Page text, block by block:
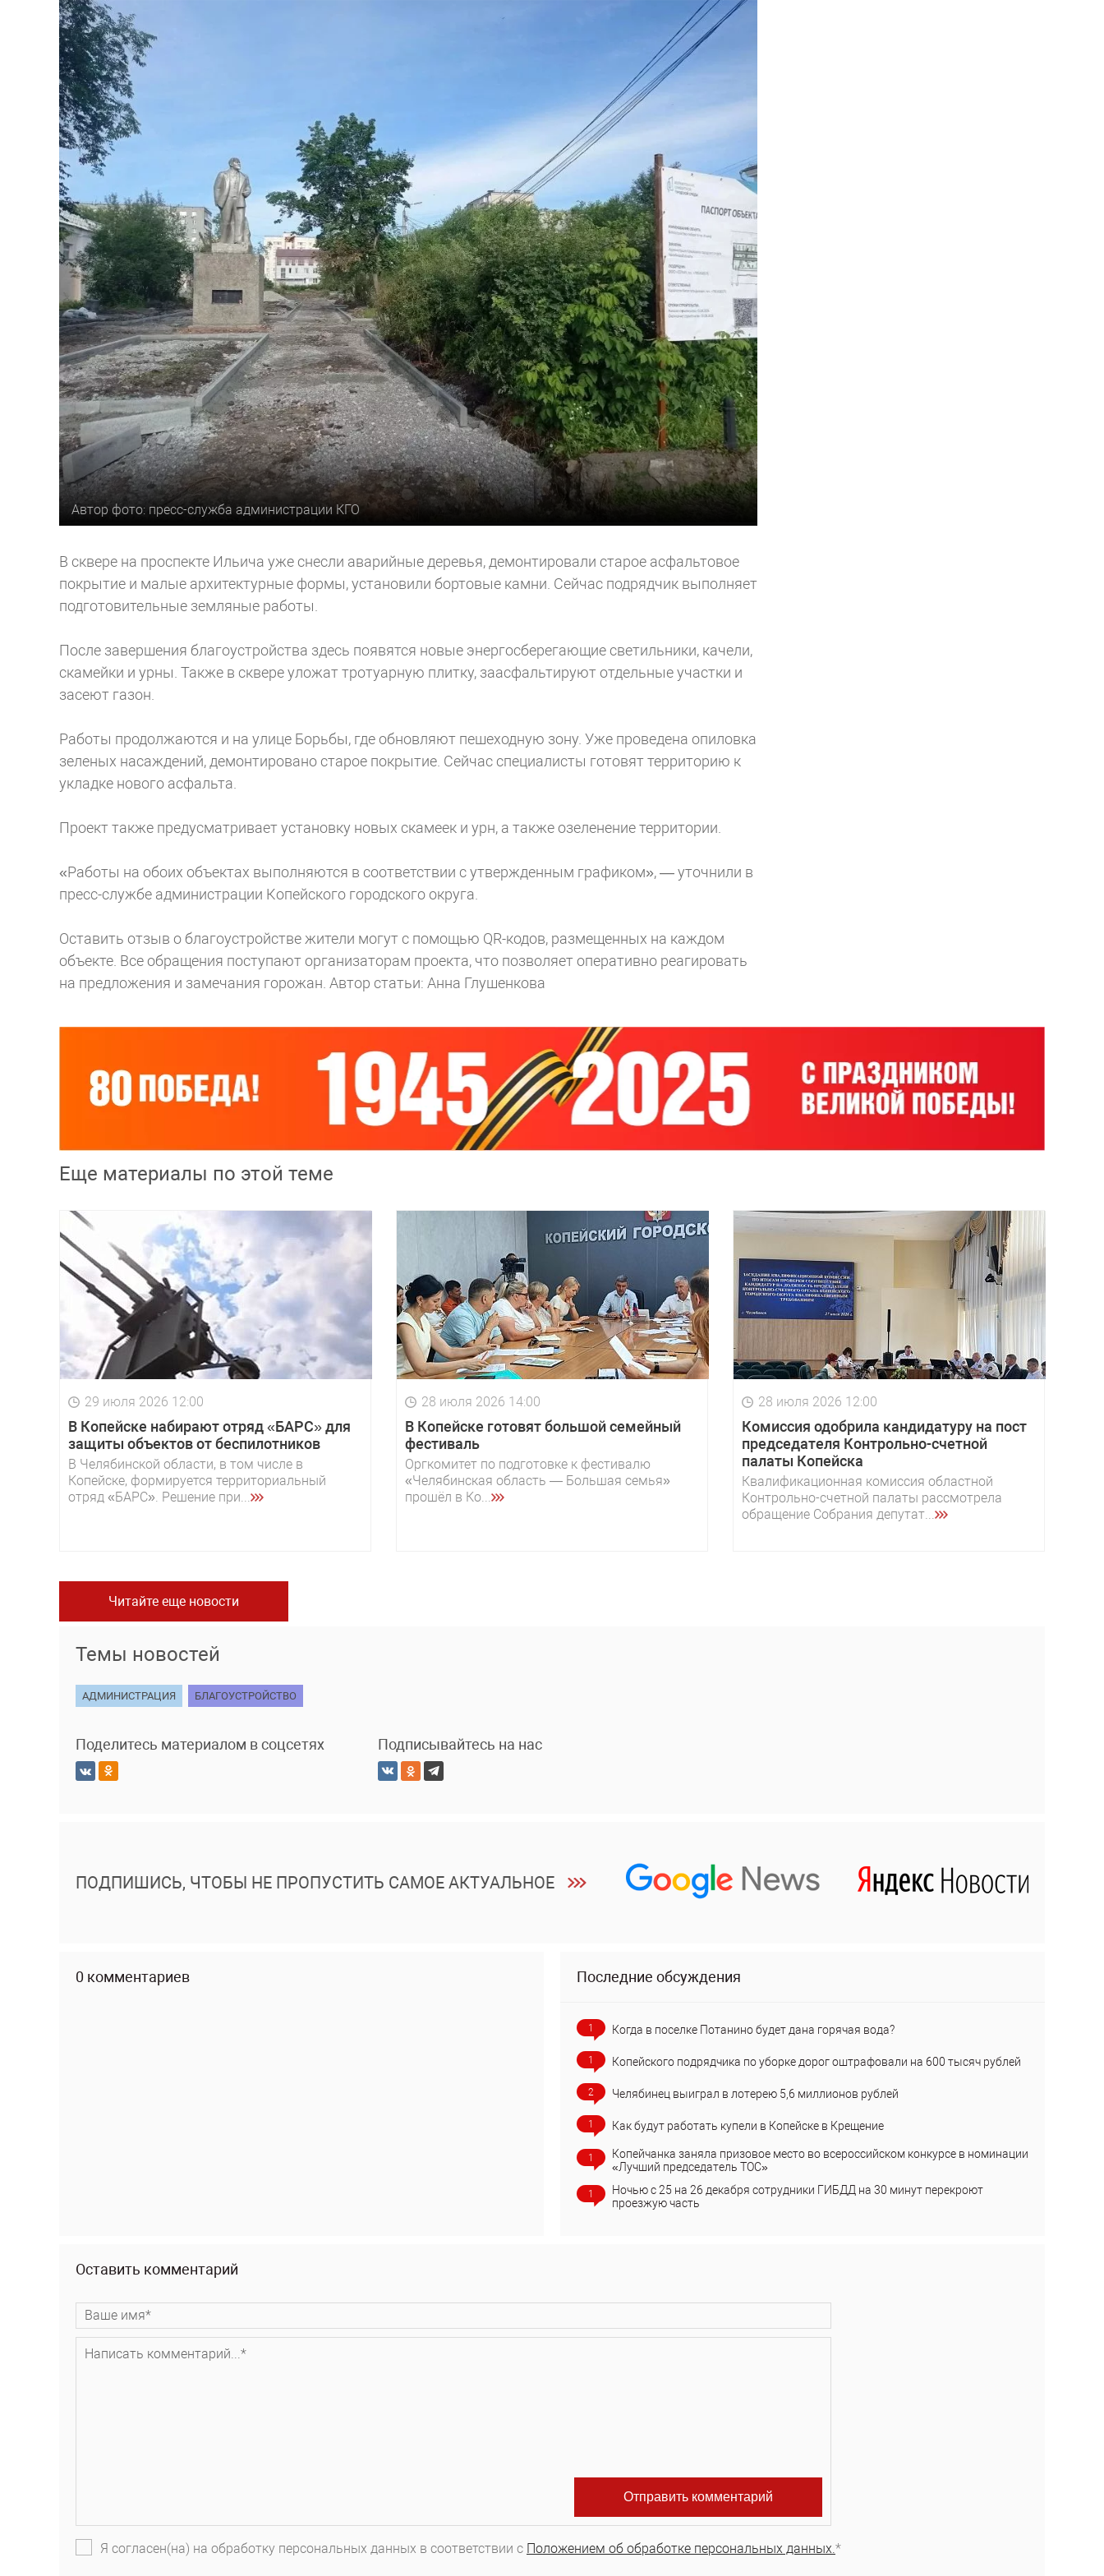
Автор фото: пресс-служба администрации КГО
В сквере на проспекте Ильича уже снесли аварийные деревья, демонтировали старое асфальтовое
покрытие и малые архитектурные формы, установили бортовые камни. Сейчас подрядчик выполняет
подготовительные земляные работы.
После завершения благоустройства здесь появятся новые энергосберегающие светильники, качели,
скамейки и урны. Также в сквере уложат тротуарную плитку, заасфальтируют отдельные участки и
засеют газон.
Работы продолжаются и на улице Борьбы, где обновляют пешеходную зону. Уже проведена опиловка
зеленых насаждений, демонтировано старое покрытие. Сейчас специалисты готовят территорию к
укладке нового асфальта.
Проект также предусматривает установку новых скамеек и урн, а также озеленение территории.
«Работы на обоих объектах выполняются в соответствии с утвержденным графиком», — уточнили в
пресс-службе администрации Копейского городского округа.
Оставить отзыв о благоустройстве жители могут с помощью QR-кодов, размещенных на каждом
объекте. Все обращения поступают организаторам проекта, что позволяет оперативно реагировать
на предложения и замечания горожан. Автор статьи: Анна Глушенкова
Еще материалы по этой теме
29 июля 2026 12:00
В Копейске набирают отряд «БАРС» для
защиты объектов от беспилотников
В Челябинской области, в том числе в
Копейске, формируется территориальный
отряд «БАРС». Решение при...
28 июля 2026 14:00
В Копейске готовят большой семейный
фестиваль
Оргкомитет по подготовке к фестивалю
«Челябинская область — Большая семья»
прошёл в Ко...
28 июля 2026 12:00
Комиссия одобрила кандидатуру на пост
председателя Контрольно-счетной
палаты Копейска
Квалификационная комиссия областной
Контрольно-счетной палаты рассмотрела
обращение Собрания депутат...
Читайте еще новости
Темы новостей
АДМИНИСТРАЦИЯ БЛАГОУСТРОЙСТВО
Поделитесь материалом в соцсетях Подписывайтесь на нас
ПОДПИШИСЬ, ЧТОБЫ НЕ ПРОПУСТИТЬ САМОЕ АКТУАЛЬНОЕ
0 комментариев Последние обсуждения
1 Когда в поселке Потанино будет дана горячая вода?
1 Копейского подрядчика по уборке дорог оштрафовали на 600 тысяч рублей
2 Челябинец выиграл в лотерею 5,6 миллионов рублей
1 Как будут работать купели в Копейске в Крещение
1
Копейчанка заняла призовое место во всероссийском конкурсе в номинации
«Лучший председатель ТОС»
1
Ночью с 25 на 26 декабря сотрудники ГИБДД на 30 минут перекроют
проезжую часть
Оставить комментарий
Я согласен(на) на обработку персональных данных в соответствии с Положением об обработке персональных данных. *